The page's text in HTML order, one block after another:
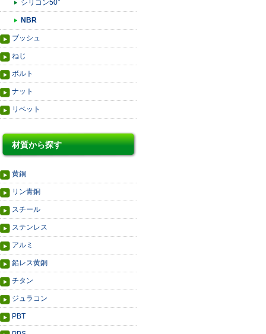
シリコン50°
NBR
ブッシュ
ねじ
ボルト
ナット
リベット
材質から探す
黄銅
リン青銅
スチール
ステンレス
アルミ
鉛レス黄銅
チタン
ジュラコン
PBT